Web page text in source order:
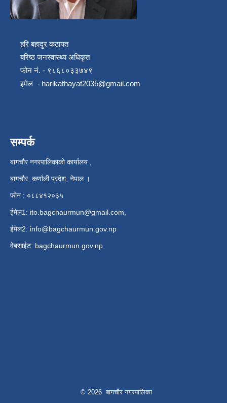
हरि बहादुर कठायत
बरिष्ठ जनस्वास्थ्य अधिकृत
फोन नं. - ९८६८०३३७४९
इमेल - harikathayat2035@gmail.com
सम्पर्क
बागचौर नगरपालिकाको कार्यालय ,
बागचौर, कर्णाली प्रदेश, नेपाल ।
फोन : ०८८४१२०३५
ईमेल1: ito.bagchaurmun@gmail.com
ईमेल2: info@bagchaurmun.gov.np
वे‍बसाईट: bagchaurmun.gov.np
© 2026 बागचौर नगरपालिका